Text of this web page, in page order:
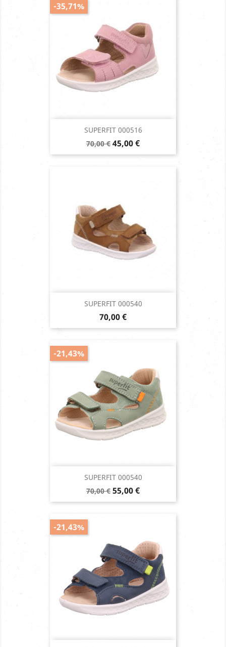
SUPERFIT 000516
Prix
de
70,00 € Prix
45,00 €
-35,71%
SUPERFIT 000540
Prix
70,00 €
SUPERFIT 000540
Prix
de
70,00 € Prix
55,00 €
-21,43%
-21,43%